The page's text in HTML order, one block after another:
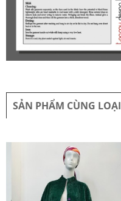
SẢN PHẨM CÙNG LOẠI